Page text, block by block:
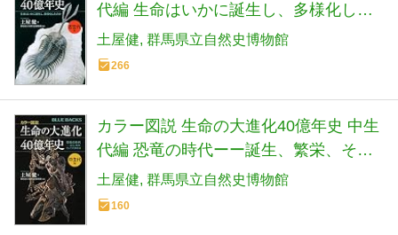
代編 生命はいかに誕生し、多様化した
のか (ブルーバックス)
土屋健 群馬県立自然史博物館
266
カラー図説 生命の大進化40億年史 中生
代編 恐竜の時代ーー誕生、繁栄、そし
て大量絶滅 (ブルーバックス)
土屋健 群馬県立自然史博物館
160